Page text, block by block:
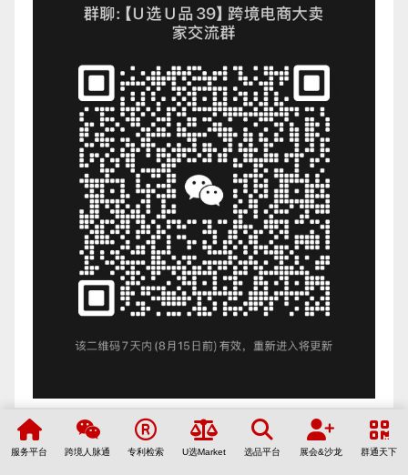
关注公众号进1600多个跨境群
服务平台 跨境人脉通 专利检索 U选Market 选品平台 展会&沙龙 群通天下